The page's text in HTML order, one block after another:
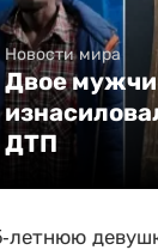
Новости мира
Двое
ДТП
летнюю